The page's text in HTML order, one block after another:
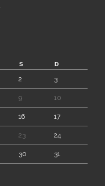
S D
2 3
9 10
16 17
23 24
30
31